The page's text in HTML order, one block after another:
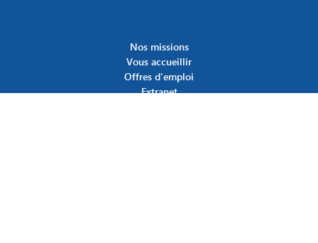
Nos missions
Vous accueillir
Offres d’emploi
Extranet